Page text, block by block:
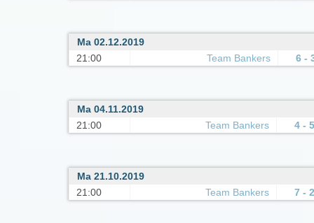
Ma 02.12.2019
21:00
Team Bankers 6 -
Ma 04.11.2019
21:00
Team Bankers 4 - 5
Ma 21.10.2019
21:00
Team Bankers 7 - 2